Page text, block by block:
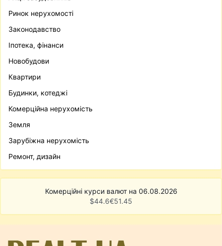
Ринок нерухомості
Законодавство
Іпотека, фінанси
Новобудови
Квартири
Будинки, котеджі
Комерційна нерухомість
Земля
Зарубіжна нерухомість
Ремонт, дизайн
Комерційні курси валют на 06.08.2026
$44.6€51.45